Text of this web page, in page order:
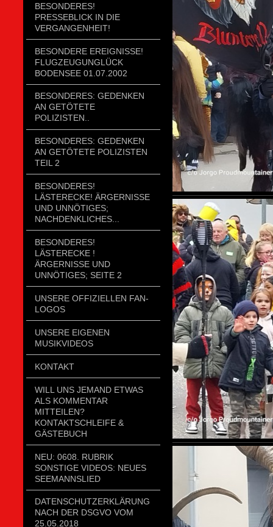
BESONDERES!
PRESSEBLICK IN DIE
VERGANGENHEIT!
BESONDERE EREIGNISSE!
FLUGZEUGUNGLÜCK
BODENSEE 01.07.2002
BESONDERES: GEDENKEN
AN GETÖTETE
POLIZISTEN..
BESONDERES: GEDENKEN
AN GETÖTETE POLIZISTEN
TEIL 2
BESONDERES!
LÄSTERECKE! ÄRGERNISSE
UND UNNÖTIGES;
NACHDENKLICHES...
BESONDERES!
LÄSTERECKE !
ÄRGERNISSE UND
UNNÖTIGES; SEITE 2
UNSERE OFFIZIELLEN FAN-
LOGOS
UNSERE EIGENEN
MUSIKVIDEOS
KONTAKT
WILL UNS JEMAND ETWAS
ALS KOMMENTAR
MITTEILEN?
KONTAKTSCHLEIFE &
GÄSTEBUCH
NEU: 0608. RUBRIK
SONSTIGE VIDEOS: NEUES
SEEMANNSLIED
DATENSCHUTZERKLÄRUNG
NACH DER DSGVO VOM
25.05.2018